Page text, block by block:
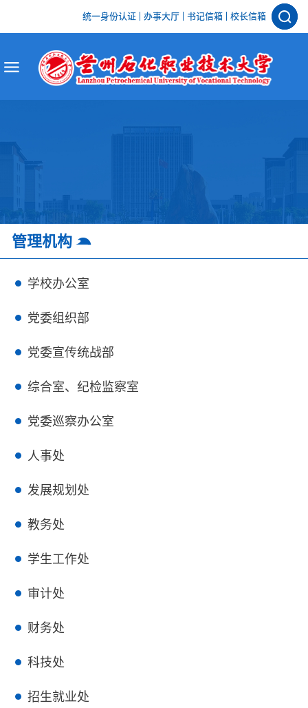
统一身份认证 办事大厅 书记信箱 校长信箱
管理机构
学校办公室
党委组织部
党委宣传统战部
综合室、纪检监察室
党委巡察办公室
人事处
发展规划处
教务处
学生工作处
审计处
财务处
科技处
招生就业处